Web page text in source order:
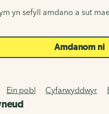
yn sefyll amdano a sut
Amdanom ni
Ein pobl Cyfarwyddwyr